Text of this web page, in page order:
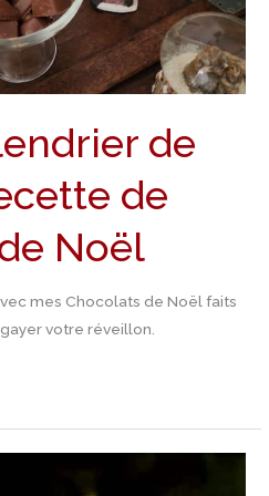
de
de
Noël
mes Chocolats de Noël faits
votre réveillon.